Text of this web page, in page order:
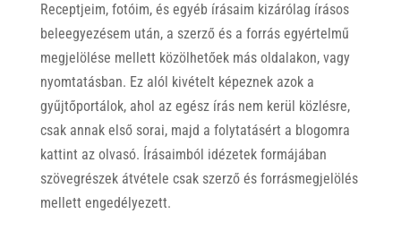
Receptjeim, fotóim, és egyéb írásaim kizárólag írásos
beleegyezésem után, a szerző és a forrás egyértelmű
megjelölése mellett közölhetőek más oldalakon, vagy
nyomtatásban. Ez alól kivételt képeznek azok a
gyűjtőportálok, ahol az egész írás nem kerül közlésre,
csak annak első sorai, majd a folytatásért a blogomra
kattint az olvasó. Írásaimból idézetek formájában
szövegrészek átvétele csak szerző és forrásmegjelölés
mellett engedélyezett.